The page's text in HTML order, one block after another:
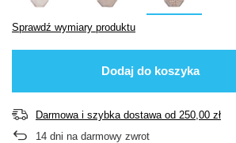
Sprawdź wymiary produktu
Dodaj do koszyka
Darmowa i szybka dostawa od 250,00 zł
14 dni na darmowy zwrot